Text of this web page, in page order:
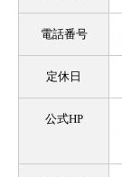
電話番号
定休日
公式HP